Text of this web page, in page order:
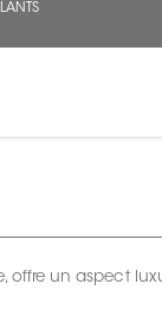
offre un aspect